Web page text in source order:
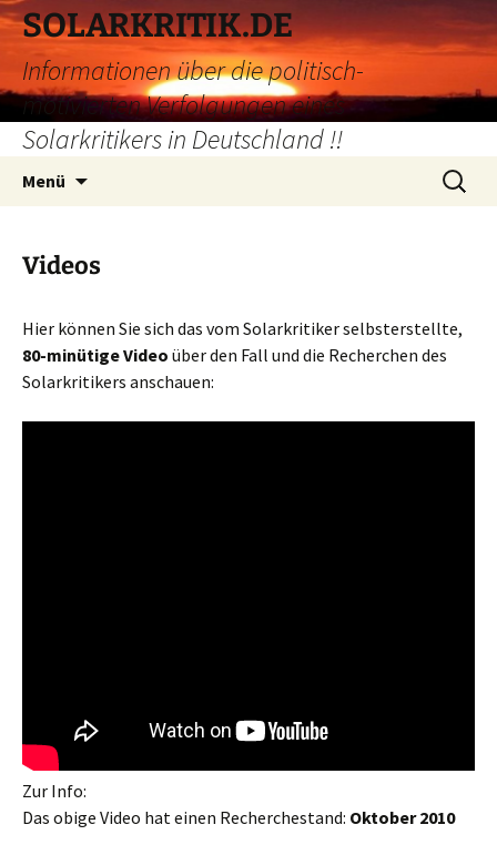
Zum
Inhalt
springen
SOLARKRITIK.DE
Informationen über die politisch-
motivierten Verfolgungen eines
Solarkritikers in Deutschland !!
Menü
Suchen
nach:
Videos
Hier können Sie sich das vom Solarkritiker selbsterstellte,
80-minütige Video über den Fall und die Recherchen des
Solarkritikers anschauen:
Zur Info:
Das obige Video hat einen Recherchestand: Oktober 2010